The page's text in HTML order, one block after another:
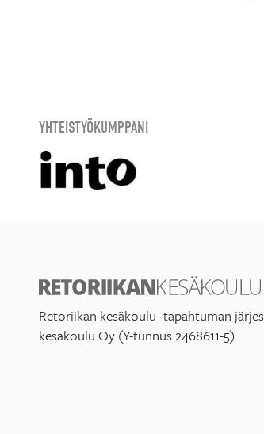
YHTEISTYÖKUMPPANI
Retoriikan kesäkoulu -tapahtuman
kesäkoulu Oy (Y-tunnus 2468611-5)